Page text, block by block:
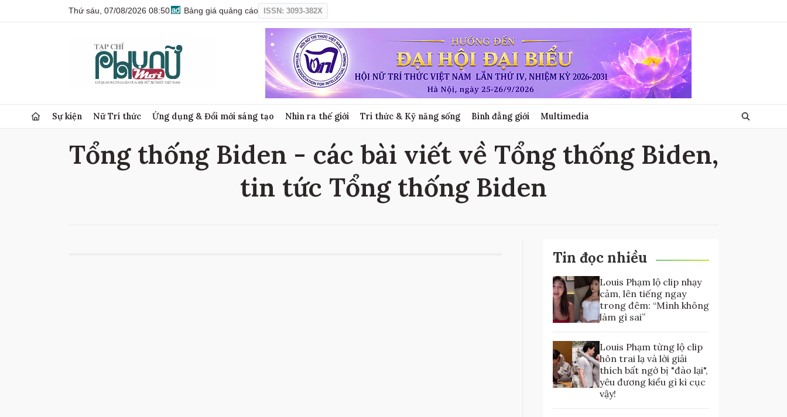
Thứ sáu, 07/08/2026 08:50 Bảng giá quảng cáo ISSN: 3093-382X
Sự kiện Nữ Trí thức Ứng dụng & Đổi mới sáng tạo Nhìn ra thế giới Tri thức & Kỹ năng sống Bình đẳng giới Multimedia
Tổng thống Biden - các bài viết về Tổng thống Biden,
tin tức Tổng thống Biden
Tin đọc nhiều
Louis Phạm lộ clip nhạy
cảm, lên tiếng ngay
trong đêm: “Mình không
làm gì sai”
Louis Phạm từng lộ clip
hôn trai lạ và lời giải
thích bất ngờ bị "đào lại",
yêu đương kiểu gì kì cục
vậy!